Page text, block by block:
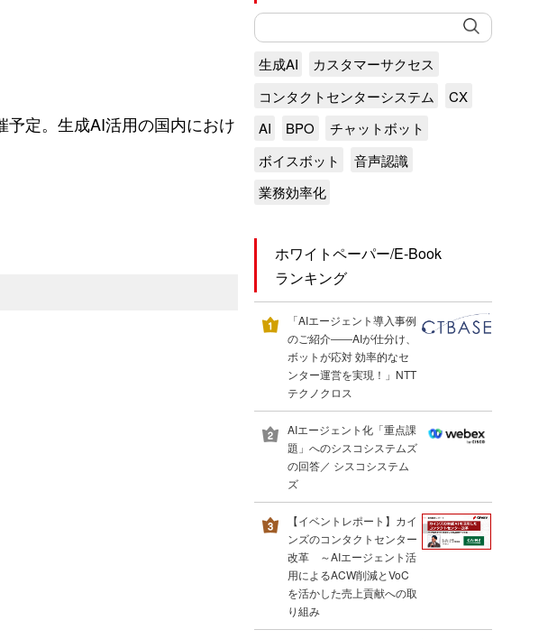
定。生成AI活用の国内におけ
生成AI
カスタマーサクセス
コンタクトセンターシステム
CX
AI
BPO
チャットボット
ボイスボット
音声認識
業務効率化
ホワイトペーパー/E-Book
ランキング
「AIエージェント導入事例
のご紹介――AIが仕分け、
ボットが応対 効率的なセ
ンター運営を実現！」NTT
テクノクロス
AIエージェント化「重点課
題」へのシスコシステムズ
の回答／ シスコシステム
ズ
【イベントレポート】カイ
ンズのコンタクトセンター
改革 ～AIエージェント活
用によるACW削減とVoC
を活かした売上貢献への取
り組み